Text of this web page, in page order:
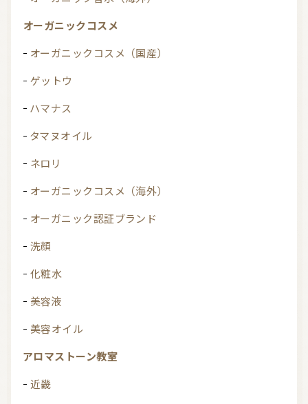
オーガニックコスメ
オーガニックコスメ（国産）
ゲットウ
ハマナス
タマヌオイル
ネロリ
オーガニックコスメ（海外）
オーガニック認証ブランド
洗顔
化粧水
美容液
美容オイル
アロマストーン教室
近畿